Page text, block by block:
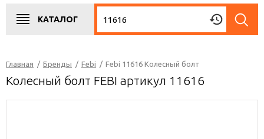
КАТАЛОГ
Главная / Бренды / Febi / Febi 11616 Колесный болт
Колесный болт FEBI артикул 11616